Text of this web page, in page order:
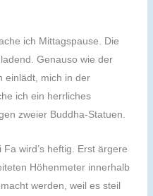
ich Mittagspause. Die
Genauso wie der
einlädt, mich in der
ich ein herrliches
zweier Buddha-Statuen.
wird’s heftig. Erst ärgere
Höhenmeter innerhalb
werden, weil es steil